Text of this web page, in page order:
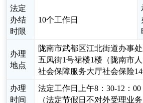
法定
办结
时限
10个工作日
办理
地点
陇南市武都区江北街道办事
五凤街1号裙楼1楼（陇南市
社会保障服务大厅社会保险14
办理
时间
法定工作日上午8：30-12：
（法定节假日不对外受理业务